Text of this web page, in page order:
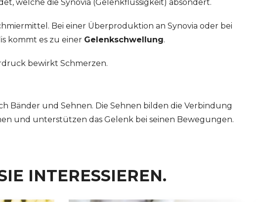
welche die Synovia (Gelenkflüssigkeit) absondert.
Bei einer Überproduktion an Synovia oder bei
kommt es zu einer Gelenkschwellung.
bewirkt Schmerzen.
Bänder und Sehnen. Die Sehnen bilden die Verbindung
und unterstützen das Gelenk bei seinen Bewegungen.
INTERESSIEREN.